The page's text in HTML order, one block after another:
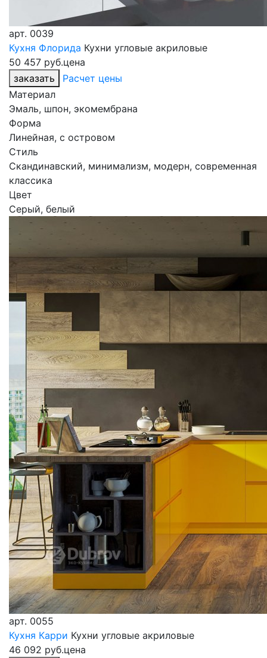
арт. 0039
Кухня Флорида Кухни угловые акриловые
50 457 руб.цена
заказать
Расчет цены
Материал
Эмаль, шпон, экомембрана
Форма
Линейная, с островом
Стиль
Скандинавский, минимализм, модерн, современная
классика
Цвет
Серый, белый
арт. 0055
Кухня Карри Кухни угловые акриловые
46 092 руб.цена